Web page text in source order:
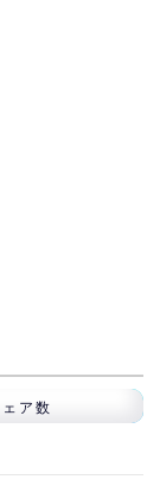
ア数